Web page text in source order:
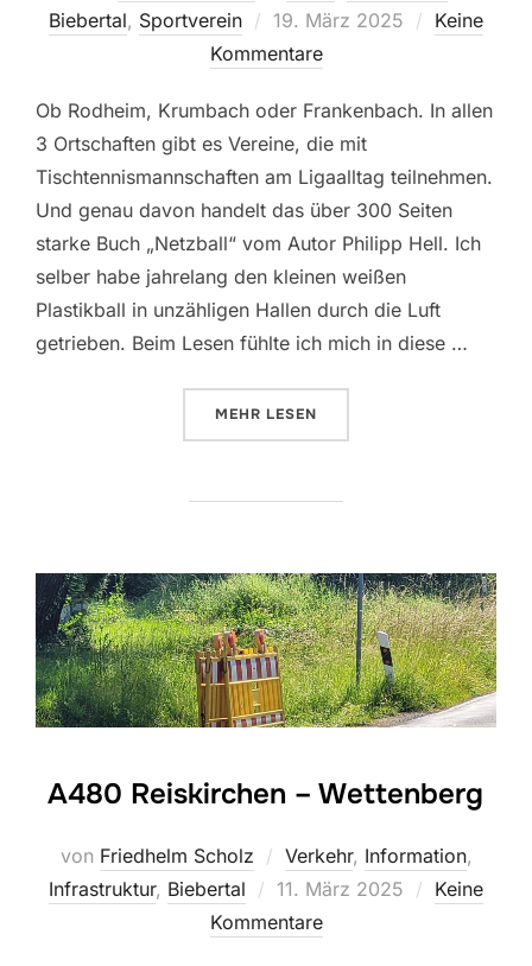
Biebertal, Sportverein
Veröffentlicht
am
19. März 2025
Keine
Kommentare
Ob Rodheim, Krumbach oder Frankenbach. In allen
3 Ortschaften gibt es Vereine, die mit
Tischtennismannschaften am Ligaalltag teilnehmen.
Und genau davon handelt das über 300 Seiten
starke Buch „Netzball“ vom Autor Philipp Hell. Ich
selber habe jahrelang den kleinen weißen
Plastikball in unzähligen Hallen durch die Luft
getrieben. Beim Lesen fühlte ich mich in diese …
MEHR ÜBER „NETZBALL“
LESEN
A480 Reiskirchen – Wettenberg
von Friedhelm Scholz Verkehr, Information,
Infrastruktur, Biebertal
Veröffentlicht
am
11. März 2025
Keine
Kommentare